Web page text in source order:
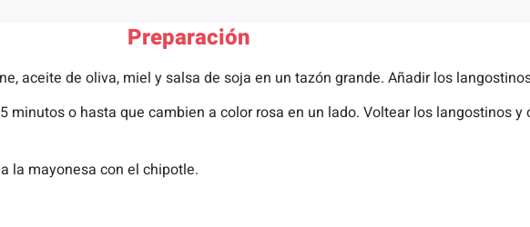
Preparación
aceite de oliva, miel y salsa de soja en un tazón grande. Añadir los
minutos o hasta que cambien a color rosa en un lado. Voltear los langostinos
la mayonesa con el chipotle.